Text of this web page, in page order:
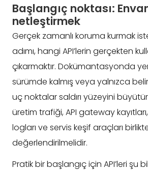
Başlangıç noktası:
netleştirmek
Gerçek zamanlı koruma kurmak
adımı, hangi API’lerin gerçekten
çıkarmaktır. Dokümantasyonda
sürümde kalmış veya yalnızca
uç noktalar saldırı yüzeyini
üretim trafiği, API gateway
logları ve servis keşif araçları
değerlendirilmelidir.
Pratik bir başlangıç için API’leri şu